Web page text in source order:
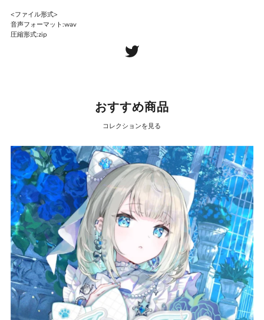
<ファイル形式>
音声フォーマット:wav
圧縮形式:zip
おすすめ商品
コレクションを見る